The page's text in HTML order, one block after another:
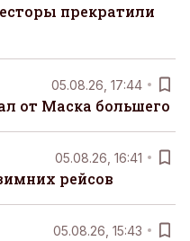
прекратили
05.08.26, 17:44
от Маска большего
05.08.26, 16:41
рейсов
05.08.26, 15:43